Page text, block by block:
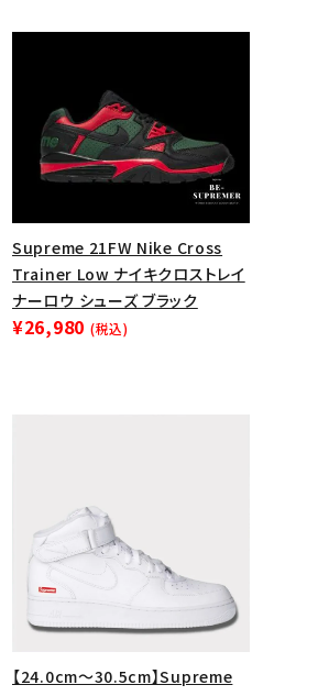
Supreme 21FW Nike Cross
Trainer Low ナイキクロストレイ
ナーロウ シューズ ブラック
¥26,980 (税込)
【24.0cm～30.5cm】Supreme